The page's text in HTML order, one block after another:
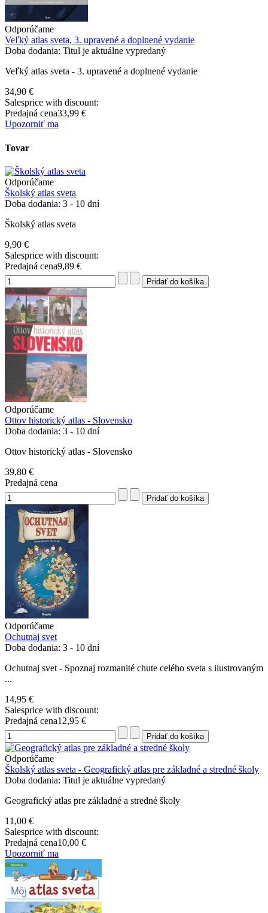
Odporúčame
Veľký atlas sveta, 3. upravené a doplnené vydanie
Doba dodania: Titul je aktuálne vypredaný
Veľký atlas sveta - 3. upravené a doplnené vydanie
34,90 €
Salesprice with discount:
Predajná cena33,99 €
Upozorniť ma
Tovar
Odporúčame
Školský atlas sveta
Doba dodania: 3 - 10 dní
Školský atlas sveta
9,90 €
Salesprice with discount:
Predajná cena9,89 €
Odporúčame
Ottov historický atlas - Slovensko
Doba dodania: 3 - 10 dní
Ottov historický atlas - Slovensko
39,80 €
Predajná cena
Odporúčame
Ochutnaj svet
Doba dodania: 3 - 10 dní
Ochutnaj svet - Spoznaj rozmanité chute celého sveta s ilustrovaným
...
14,95 €
Salesprice with discount:
Predajná cena12,95 €
Odporúčame
Školský atlas sveta - Geografický atlas pre základné a stredné školy
Doba dodania: Titul je aktuálne vypredaný
Geografický atlas pre základné a stredné školy
11,00 €
Salesprice with discount:
Predajná cena10,00 €
Upozorniť ma